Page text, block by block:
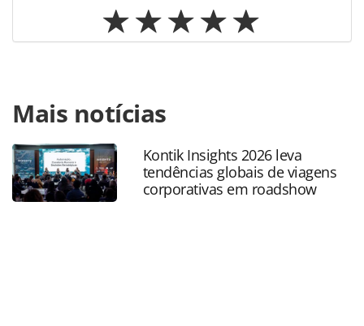
https://www.panrotas.com.br/destinos/parques-
tematicos/2025/02/aquario-e-bioparque-do-rio-
promovem-programacao-especial-de-
carnaval_214369.html ou as ferramentas oferecidas na
página. Todo o conteúdo produzido pela PANROTAS
Editora é protegido pela legislação brasileira sobre direito
Mais notícias
Kontik Insights 2026 leva
tendências globais de viagens
corporativas em roadshow